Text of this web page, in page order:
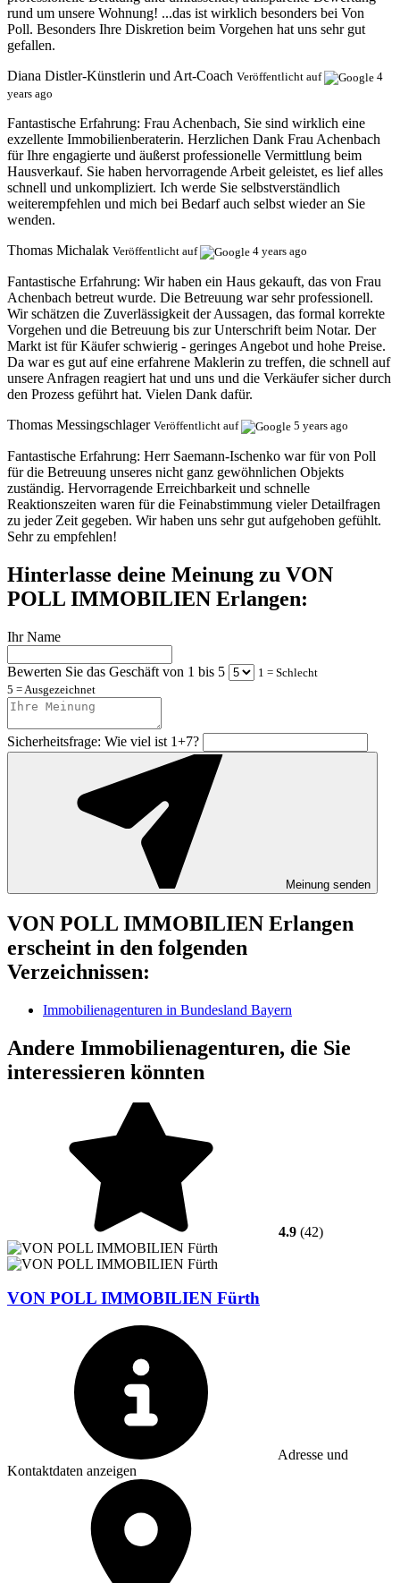
rund um unsere Wohnung! ...das ist wirklich besonders bei Von
Poll. Besonders Ihre Diskretion beim Vorgehen hat uns sehr gut
gefallen.
Diana Distler-Künstlerin und Art-Coach Veröffentlicht auf
4
years ago
Fantastische Erfahrung: Frau Achenbach, Sie sind wirklich eine
exzellente Immobilienberaterin. Herzlichen Dank Frau Achenbach
für Ihre engagierte und äußerst professionelle Vermittlung beim
Hausverkauf. Sie haben hervorragende Arbeit geleistet, es lief alles
schnell und unkompliziert. Ich werde Sie selbstverständlich
weiterempfehlen und mich bei Bedarf auch selbst wieder an Sie
wenden.
Thomas Michalak Veröffentlicht auf 4 years ago
Fantastische Erfahrung: Wir haben ein Haus gekauft, das von Frau
Achenbach betreut wurde. Die Betreuung war sehr professionell.
Wir schätzen die Zuverlässigkeit der Aussagen, das formal korrekte
Vorgehen und die Betreuung bis zur Unterschrift beim Notar. Der
Markt ist für Käufer schwierig - geringes Angebot und hohe Preise.
Da war es gut auf eine erfahrene Maklerin zu treffen, die schnell auf
unsere Anfragen reagiert hat und uns und die Verkäufer sicher durch
den Prozess geführt hat. Vielen Dank dafür.
Thomas Messingschlager Veröffentlicht auf 5 years ago
Fantastische Erfahrung: Herr Saemann-Ischenko war für von Poll
für die Betreuung unseres nicht ganz gewöhnlichen Objekts
zuständig. Hervorragende Erreichbarkeit und schnelle
Reaktionszeiten waren für die Feinabstimmung vieler Detailfragen
zu jeder Zeit gegeben. Wir haben uns sehr gut aufgehoben gefühlt.
Sehr zu empfehlen!
Hinterlasse deine Meinung zu VON
POLL IMMOBILIEN Erlangen:
Ihr Name
Bewerten Sie das Geschäft von 1 bis 5
1 = Schlecht
5 = Ausgezeichnet
Sicherheitsfrage: Wie viel ist 1+7?
Meinung senden
VON POLL IMMOBILIEN Erlangen
erscheint in den folgenden
Verzeichnissen:
Immobilienagenturen in Bundesland Bayern
Andere Immobilienagenturen, die Sie
interessieren könnten
4.9 (42)
VON POLL IMMOBILIEN Fürth
Adresse und
Kontaktdaten anzeigen